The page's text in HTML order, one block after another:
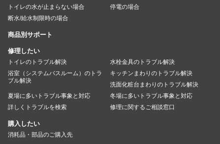
トイレの水が止まらない場合
停電の場合
断水/給水制限時の場合
商品別サポート
修理したい
トイレのトラブル解決
水栓金具のトラブル解決
浴室（システムバスルーム）のトラ
ブル解決
キッチンまわりのトラブル解決
洗面化粧台まわりのトラブル解決
夏場に多いトラブル事象と対応
冬場に多いトラブル事象と対応
詳しくトラブルを検索
修理に関するご相談窓口
購入したい
消耗品・部品のご購入先